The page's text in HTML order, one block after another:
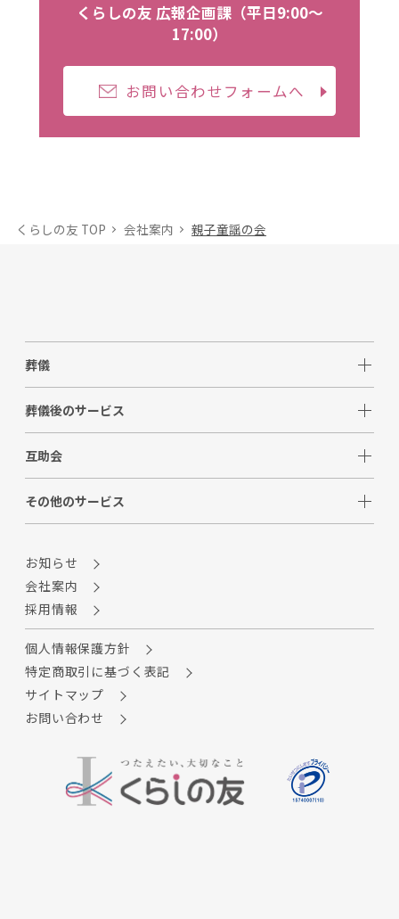
くらしの友 広報企画課（平日9:00〜
17:00）
お問い合わせフォームへ
くらしの友 TOP 会社案内 親子童謡の会
葬儀
葬儀後のサービス
互助会
その他のサービス
お知らせ
会社案内
採用情報
個人情報保護方針
特定商取引に基づく表記
サイトマップ
お問い合わせ